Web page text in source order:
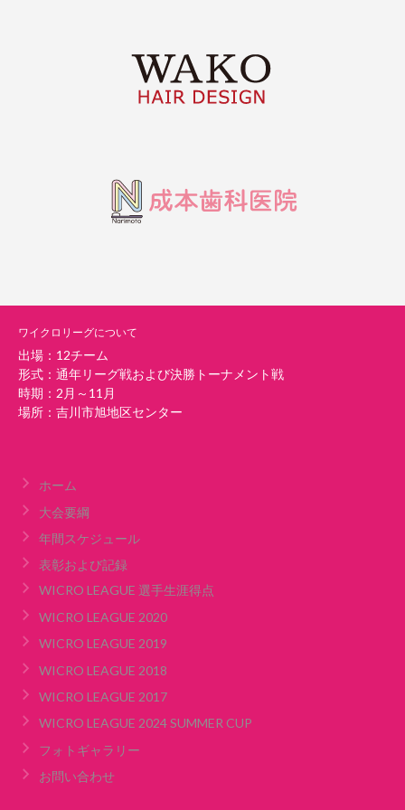
ワイクロリーグについて
出場：12チーム
形式：通年リーグ戦および決勝トーナメント戦
時期：2月～11月
場所：吉川市旭地区センター
ホーム
大会要綱
年間スケジュール
表彰および記録
WICRO LEAGUE 選手生涯得点
WICRO LEAGUE 2020
WICRO LEAGUE 2019
WICRO LEAGUE 2018
WICRO LEAGUE 2017
WICRO LEAGUE 2024 SUMMER CUP
フォトギャラリー
お問い合わせ